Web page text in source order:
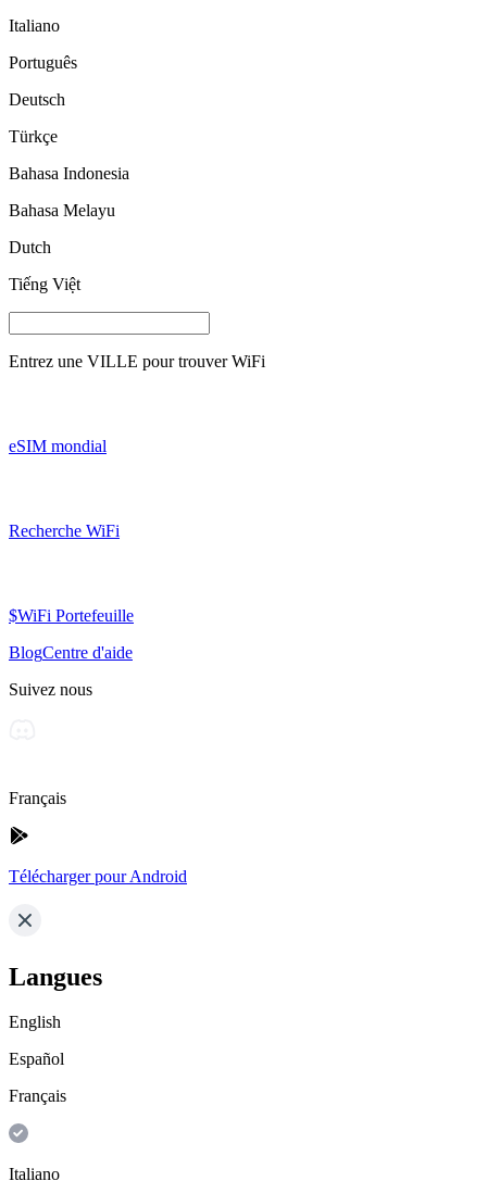
Italiano
Português
Deutsch
Türkçe
Bahasa Indonesia
Bahasa Melayu
Dutch
Tiếng Việt
Entrez une VILLE pour trouver WiFi
eSIM mondial
Recherche WiFi
$WiFi Portefeuille
BlogCentre d'aide
Suivez nous
Français
Télécharger pour Android
Langues
English
Español
Français
Italiano